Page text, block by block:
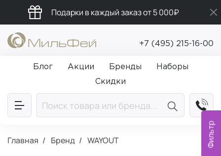
Фильтр
Подарки в каждый заказ от 5 000₽
Бесплатная доставка от 5 000₽
Промокод ПРИВЕТ
+7 (495) 215-16-00
Блог Акции Бренды
Наборы
Скидки
Главная Бренд WAYOUT